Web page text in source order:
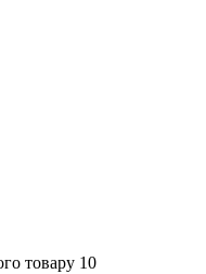
товару 10